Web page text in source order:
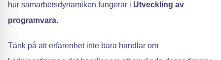
hur samarbetsdynamiken fungerar i Utveckling av
programvara.
Tänk på att erfarenhet inte bara handlar om